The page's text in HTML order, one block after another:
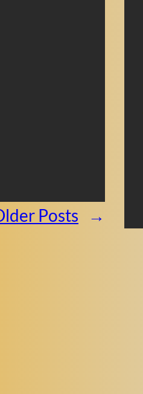
Posts →